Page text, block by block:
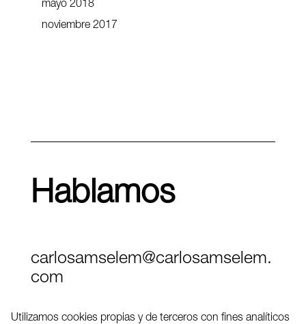
mayo 2018
noviembre 2017
Hablamos
carlosamselem@carlosamselem.
com
Utilizamos cookies propias y de terceros con fines analíticos